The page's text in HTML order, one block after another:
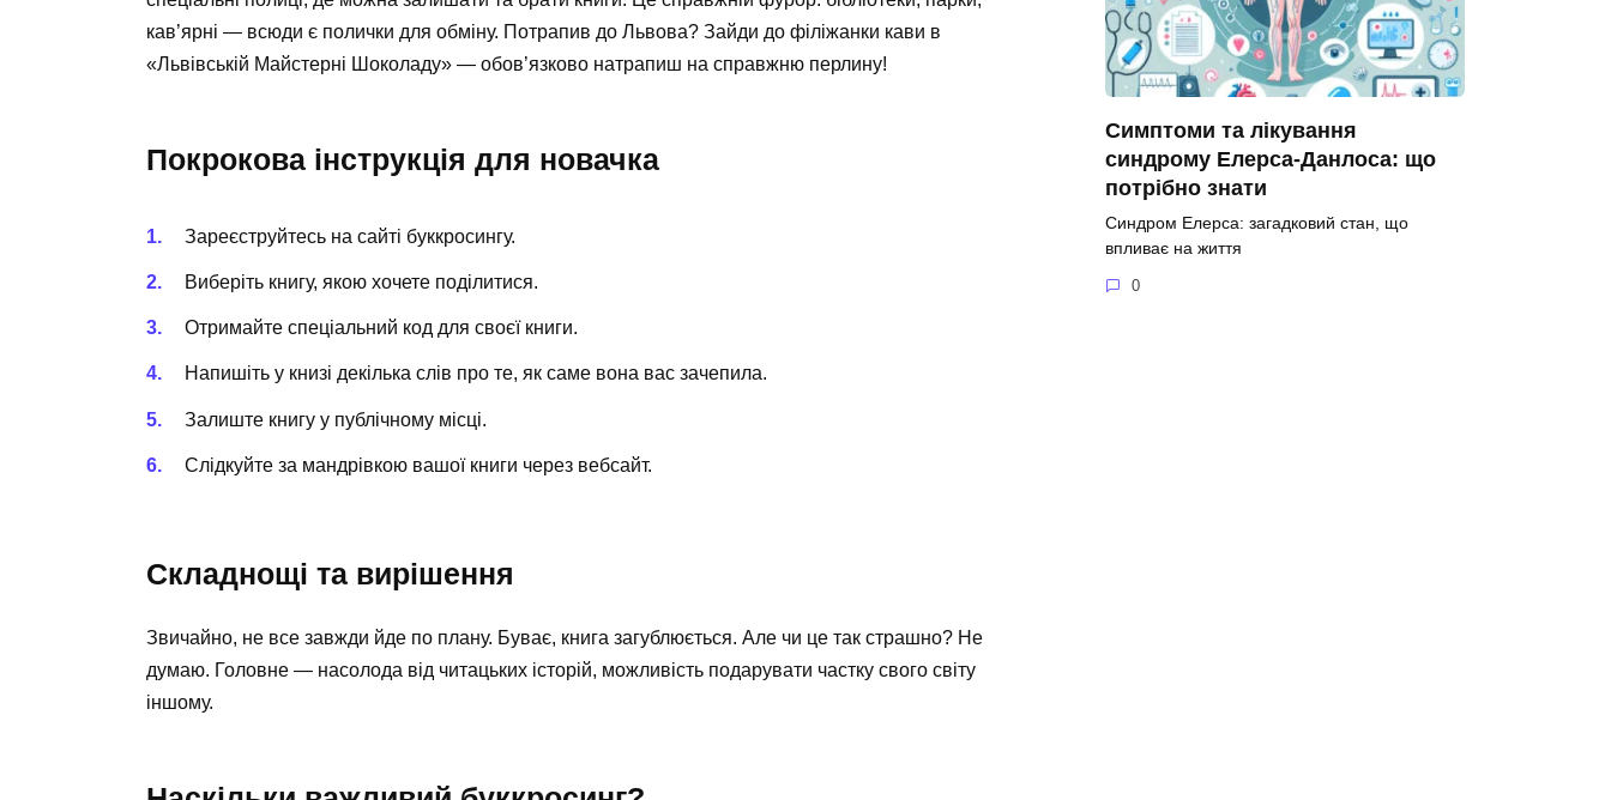
кав’ярні — всюди є полички для обміну. Потрапив до Львова? Зайди до філіжанки кави в
«Львівській Майстерні Шоколаду» — обов’язково натрапиш на справжню перлину!
Покрокова інструкція для новачка
Зареєструйтесь на сайті буккросингу.
Виберіть книгу, якою хочете поділитися.
Отримайте спеціальний код для своєї книги.
Напишіть у книзі декілька слів про те, як саме вона вас зачепила.
Залиште книгу у публічному місці.
Слідкуйте за мандрівкою вашої книги через вебсайт.
Складнощі та вирішення
Звичайно, не все завжди йде по плану. Буває, книга загублюється. Але чи це так страшно? Не
думаю. Головне — насолода від читацьких історій, можливість подарувати частку свого світу
іншому.
Симптоми та лікування
синдрому Елерса-Данлоса: що
потрібно знати
Синдром Елерса: загадковий стан, що
впливає на життя
0